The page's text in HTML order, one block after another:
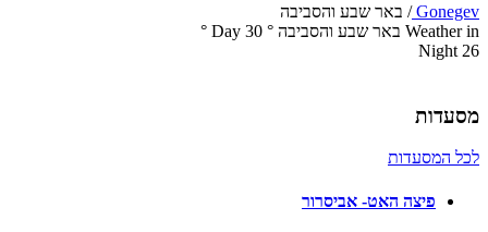
Gonegev
/ באר שבע והסביבה
Weather in באר שבע והסביבה
°
30
Day
°
26
Night
מסעדות
לכל המסעדות
פיצה האט- אביסרור